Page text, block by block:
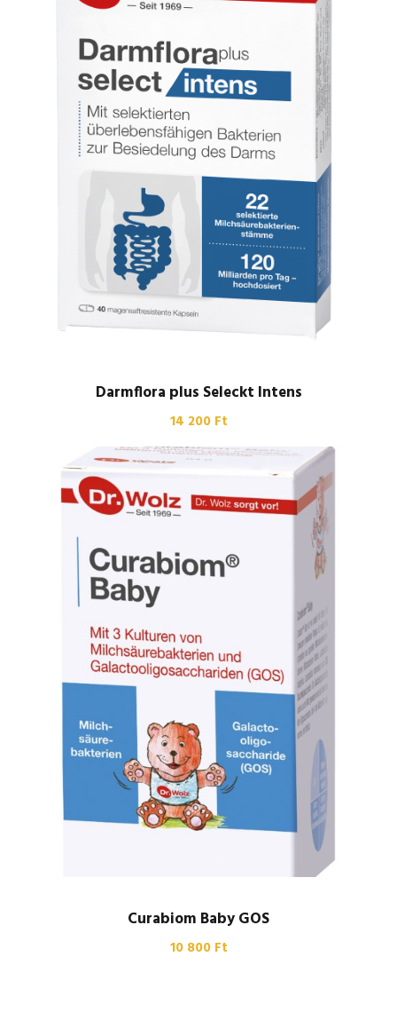
Darmflora plus Seleckt Intens
14 200 Ft
Curabiom Baby GOS
10 800 Ft